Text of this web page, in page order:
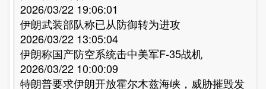
2026/03/22 19:06:01
伊朗武装部队称已从防御转为进攻
2026/03/22 13:05:04
伊朗称国产防空系统击中美军F-35战机
2026/03/22 10:00:09
特朗普要求伊朗开放霍尔木兹海峡，威胁摧毁发